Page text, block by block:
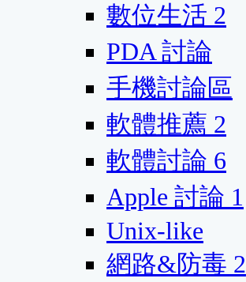
數位生活 2
PDA 討論
手機討論區
軟體推薦 2
軟體討論 6
Apple 討論 1
Unix-like
網路&防毒 2